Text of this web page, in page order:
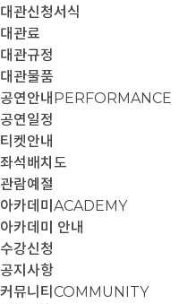
대관신청서식
대관료
대관규정
대관물품
공연안내 PERFORMANCE
공연일정
티켓안내
좌석배치도
관람예절
아카데미 ACADEMY
아카데미 안내
수강신청
공지사항
커뮤니티 COMMUNITY